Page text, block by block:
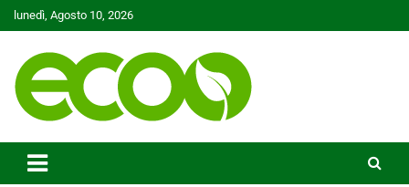
Skip
to
lunedì, Agosto 10, 2026
Ecoo.it